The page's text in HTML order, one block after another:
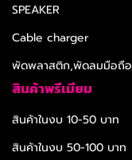
SPEAKER
Cable charger
พัดพลาสติก,พัดลมมือถือ
สินค้าพรีเมียม
สินค้าในงบ 10-50 บาท
สินค้าในงบ 50-100 บาท